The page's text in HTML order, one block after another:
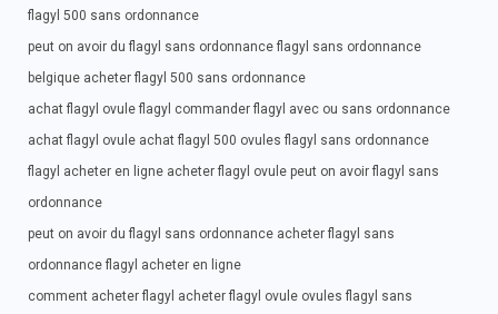
flagyl 500 sans ordonnance
peut on avoir du flagyl sans ordonnance flagyl sans ordonnance
belgique acheter flagyl 500 sans ordonnance
achat flagyl ovule flagyl commander flagyl avec ou sans ordonnance
achat flagyl ovule achat flagyl 500 ovules flagyl sans ordonnance
flagyl acheter en ligne acheter flagyl ovule peut on avoir flagyl sans
ordonnance
peut on avoir du flagyl sans ordonnance acheter flagyl sans
ordonnance flagyl acheter en ligne
comment acheter flagyl acheter flagyl ovule ovules flagyl sans